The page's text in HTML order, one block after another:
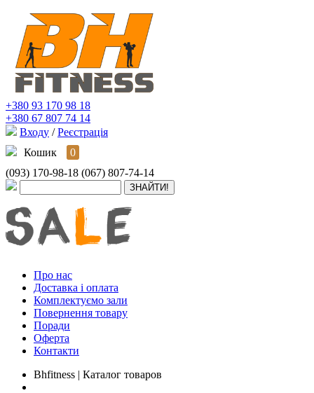
+380 93 170 98 18
+380 67 807 74 14
Входу / Реєстрація
Кошик
0
(093) 170-98-18 (067) 807-74-14
Про нас
Доставка і оплата
Комплектуємо зали
Повернення товару
Поради
Оферта
Контакти
Bhfitness | Каталог товаров